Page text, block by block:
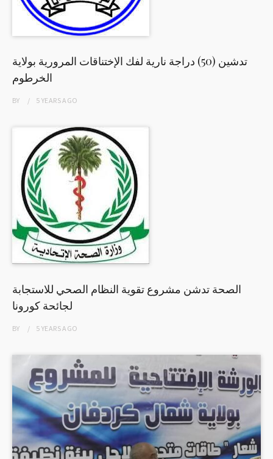
تدشين (50) دراجة نارية لفك الإختناقات المرورية بولاية
الخرطوم
BY 5 YEARSAGO
الصحة تدشن مشروع تقوية النظام الصحي للاستجابة
لجائحة كورونا
BY 5 YEARSAGO